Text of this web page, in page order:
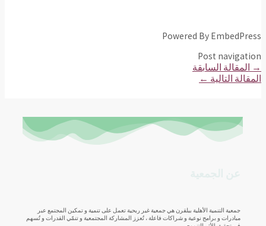
Powered By EmbedPress
Post navigation
→ المقالة السابقة
المقالة التالية ←
جمعية التنمية الأهلية ببلقرن هي جمعية غير ربحية تعمل على تنمية و تمكين المجتمع عبر
مبادرات و برامج نوعية و شراكات فاعلة ، تُعزز المشاركة المجتمعية و تنمّي القدرات و تُسهم